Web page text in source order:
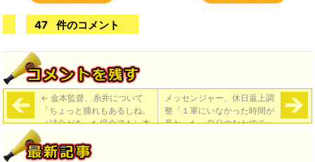
47 件のコメント
← 金本監督、糸井について
「ちょっと腫れもあるしね。
（試合があった場合でも）本
人は『いく』と言っとった
よ」
メッセンジャー、休日返上調
整「１軍にいなかった時間が
長かった。自分のなかでチー